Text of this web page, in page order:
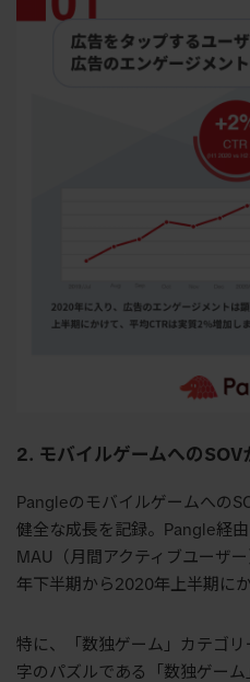
2. モバイルゲームへのSOV
Pangleのモバイルゲームへの
健全な成長を記録。Pangle経
MAU（月間アクティブユーザ
年下半期から2020年上半期に
特に、「数独ゲーム」カテゴ
字のパズルである「数独ゲー